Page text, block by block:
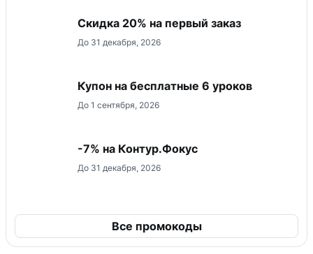
​Скидка 20% на первый заказ
До 31 декабря, 2026
Купон на бесплатные 6 уроков
До 1 сентября, 2026
-7% на Контур.Фокус
До 31 декабря, 2026
Все промокоды